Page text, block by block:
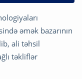
əmək bazarının
ali təhsil
təkliflər